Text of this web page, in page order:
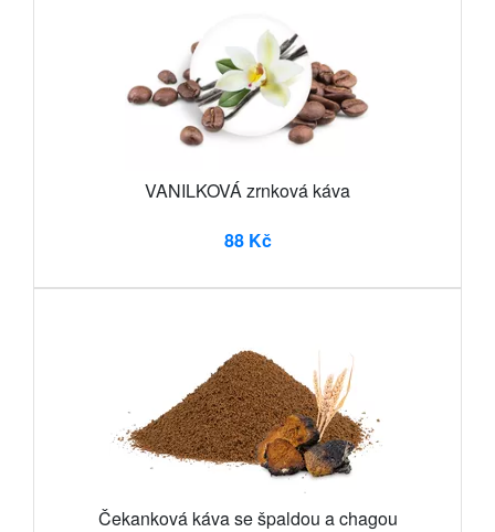
VANILKOVÁ zrnková káva
88 Kč
Čekanková káva se špaldou a chagou